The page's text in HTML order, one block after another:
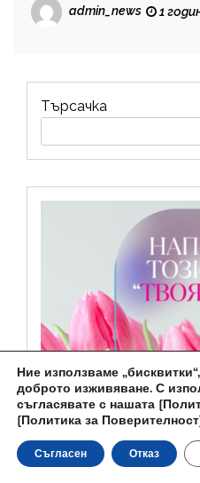
admin_news 1
Търсачка
Ние използваме
доброто изживяване. С
съгласявате с нашата
[Политика за
Съгласен Отказ